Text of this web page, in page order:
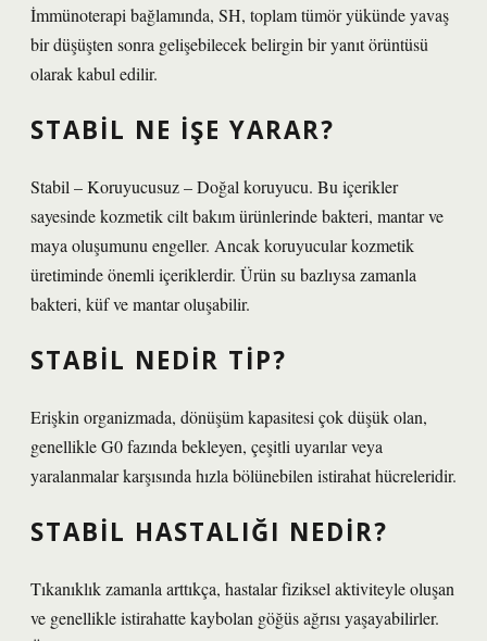
İmmünoterapi bağlamında, SH, toplam tümör yükünde yavaş
bir düşüşten sonra gelişebilecek belirgin bir yanıt örüntüsü
olarak kabul edilir.
STABIL NE IŞE YARAR?
Stabil – Koruyucusuz – Doğal koruyucu. Bu içerikler
sayesinde kozmetik cilt bakım ürünlerinde bakteri, mantar ve
maya oluşumunu engeller. Ancak koruyucular kozmetik
üretiminde önemli içeriklerdir. Ürün su bazlıysa zamanla
bakteri, küf ve mantar oluşabilir.
STABIL NEDIR TIP?
Erişkin organizmada, dönüşüm kapasitesi çok düşük olan,
genellikle G0 fazında bekleyen, çeşitli uyarılar veya
yaralanmalar karşısında hızla bölünebilen istirahat hücreleridir.
STABIL HASTALIĞI NEDIR?
Tıkanıklık zamanla arttıkça, hastalar fiziksel aktiviteyle oluşan
ve genellikle istirahatte kaybolan göğüs ağrısı yaşayabilirler.